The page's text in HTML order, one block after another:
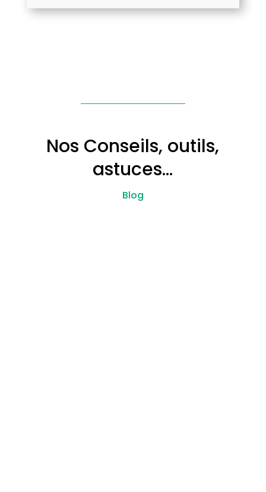
Nos Conseils, outils,
astuces…
Blog